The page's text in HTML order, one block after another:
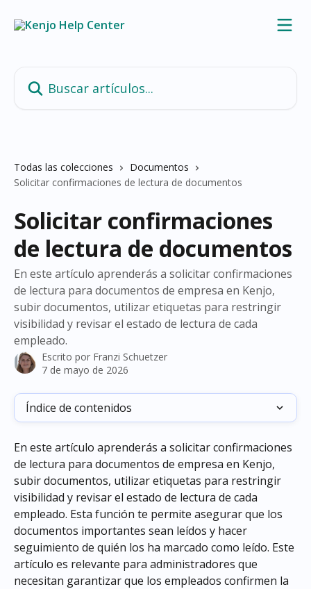
Todas las colecciones
Documentos
Solicitar confirmaciones de lectura de documentos
Solicitar confirmaciones
de lectura de documentos
En este artículo aprenderás a solicitar confirmaciones
de lectura para documentos de empresa en Kenjo,
subir documentos, utilizar etiquetas para restringir
visibilidad y revisar el estado de lectura de cada
empleado.
Escrito por Franzi Schuetzer
7 de mayo de 2026
Índice de contenidos
En este artículo aprenderás a solicitar confirmaciones
de lectura para documentos de empresa en Kenjo,
subir documentos, utilizar etiquetas para restringir
visibilidad y revisar el estado de lectura de cada
empleado. Esta función te permite asegurar que los
documentos importantes sean leídos y hacer
seguimiento de quién los ha marcado como leído. Este
artículo es relevante para administradores que
necesitan garantizar que los empleados confirmen la